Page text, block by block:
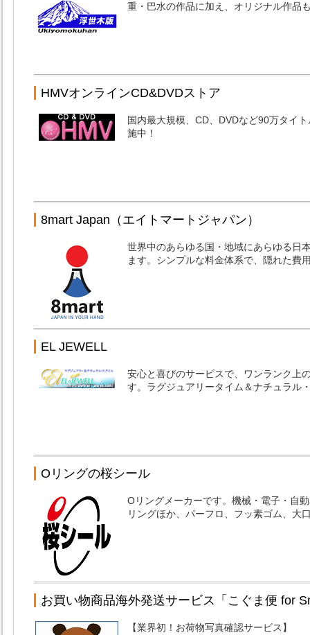
重・巴水の作品に加え、オリジナル作品
HMVオンラインCD&DVDストア
国内最大規模、CD、DVDなど90万タイ
施中！
8mart Japan（エイトマートジャパン）
世界中のあらゆる国・地域にあらゆる日
ます。シンプルな料金体系で、隠れた費
EL JEWELL
安心と喜びのサービスで、ワンランク上
す。ラグジュアリータイム＆ナチュラル
Oリングの桜シール
Oリングメーカーです。機械・電子・自
リングほか、パーフロ、フッ素ゴム、大
お買い物商品海外発送サービス「こぐま便 for
【業界初！お荷物写真確認サービス】